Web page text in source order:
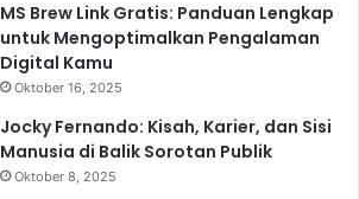
MS Brew Link Gratis: Panduan Lengkap
untuk Mengoptimalkan Pengalaman
Digital Kamu
Oktober 16, 2025
Jocky Fernando: Kisah, Karier, dan Sisi
Manusia di Balik Sorotan Publik
Oktober 8, 2025